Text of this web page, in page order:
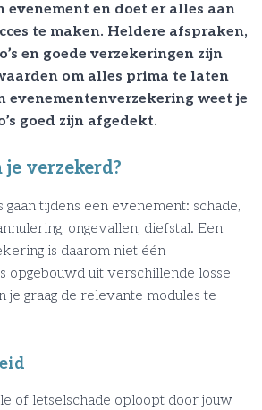
evenement en doet er alles aan
te maken. Heldere afspraken,
en goede verzekeringen zijn
om alles prima te laten
evenementenverzekering weet je
goed zijn afgedekt.
verzekerd?
tijdens een evenement: schade,
ongevallen, diefstal. Een
is daarom niet één
opgebouwd uit verschillende losse
je graag de relevante modules te
of letselschade oploopt door jouw